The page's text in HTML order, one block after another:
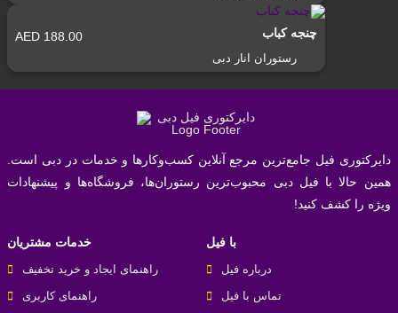
چنجه کباب 188.00 AED
رستوران انار دبی
خدمات مشتریان
راهنمای ایجاد و خرید تخفیف
راهنمای کاربری
با فیل
درباره فیل
تماس با فیل
دایرکتوری فیل جامع‌ترین مرجع آنلاین کسب‌وکارها و خدمات در دبی است.
همین حالا با فیل دبی محبوب‌ترین رستوران‌ها، فروشگاه‌ها و پیشنهادات
ویژه را کشف کنید!